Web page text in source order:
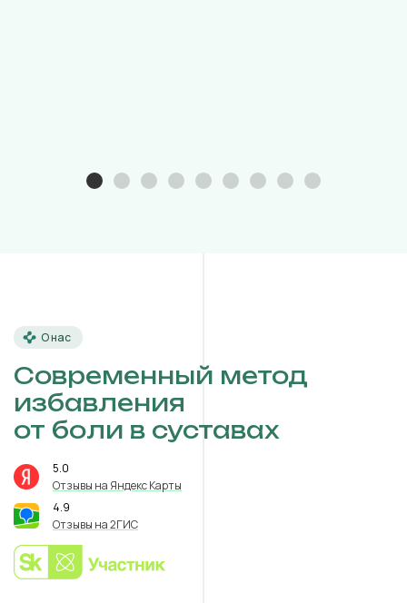
О нас
Современный метод
избавления
от боли в суставах
5.0
Отзывы на Яндекс Карты
4.9
Отзывы на 2ГИС